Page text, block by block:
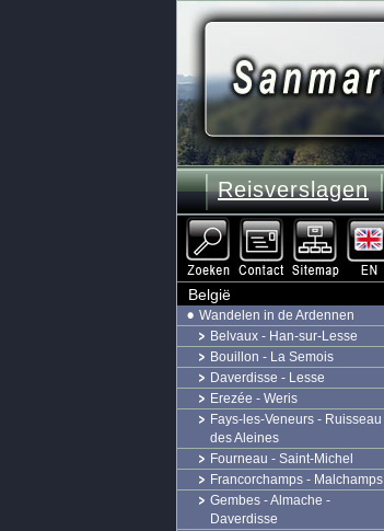
Reisverslagen
België
Wandelen in de Ardennen
Belvaux - Han-sur-Lesse
Bouillon - La Semois
Daverdisse - Lesse
Erezée - Weris
Fays-les-Veneurs - Ruisseau
des Aleines
Fourneau - Saint-Michel
Francorchamps - Malchamps
Gembes - Almache -
Daverdisse